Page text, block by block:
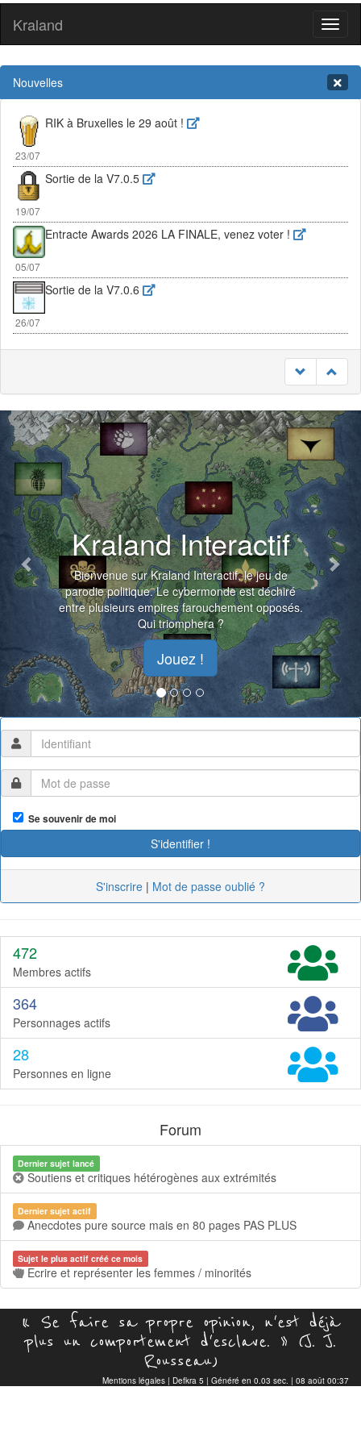
Kraland
Nouvelles
23/07
RIK à Bruxelles le 29 août !
19/07
Sortie de la V7.0.5
05/07
Entracte Awards 2026 LA FINALE, venez voter !
26/07
Sortie de la V7.0.6
Kraland Interactif
Bienvenue sur Kraland Interactif, le jeu de
parodie politique. Le cybermonde est déchiré
entre plusieurs empires farouchement opposés.
Qui triomphera ?
Jouez !
Previous
Se souvenir de moi
S'inscrire | Mot de passe oublié ?
472
Membres actifs
364
Personnages actifs
28
Personnes en ligne
Forum
Dernier sujet lancé
Soutiens et critiques hétérogènes aux extrémités
Dernier sujet actif
Anecdotes pure source mais en 80 pages PAS PLUS
Sujet le plus actif créé ce mois
Ecrire et représenter les femmes / minorités
« Se faire sa propre opinion, n'est déjà
plus un comportement d'esclave. » (J. J.
Rousseau)
Mentions légales | Defkra 5 | Généré en 0.03 sec. | 08 août 00:37